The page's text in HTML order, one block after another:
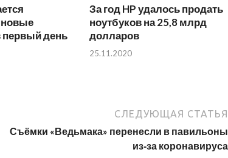
новые
день
За год HP удалось продать
ноутбуков на 25,8 млрд
долларов
25.11.2020
СЛЕДУЮЩАЯ СТАТЬЯ
Съёмки «Ведьмака» перенесли в павильоны
из‑за коронавируса